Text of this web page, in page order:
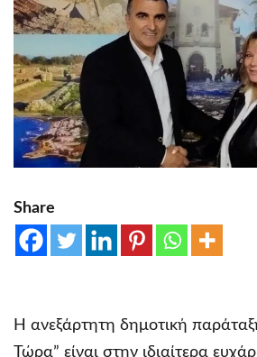
Share
Η ανεξάρτητη δημοτική
Τώρα” είναι στην ιδιαίτερα